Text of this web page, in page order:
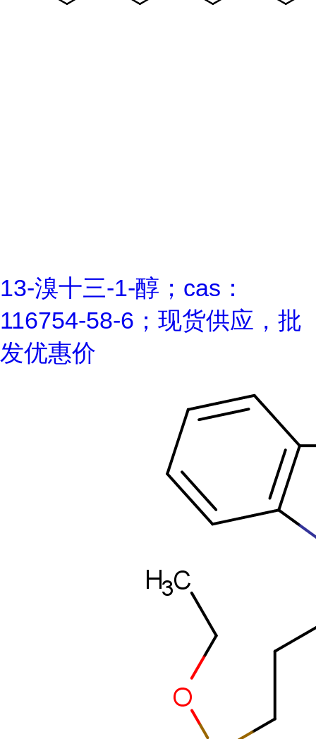
13-溴十三-1-醇；cas：
116754-58-6；现货供应，批
发优惠价